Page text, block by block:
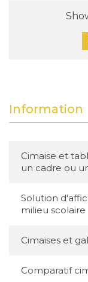
Information
Cimaise et
un cadre ou
Solution
milieu scolaire
Cimaises et
Comparatif